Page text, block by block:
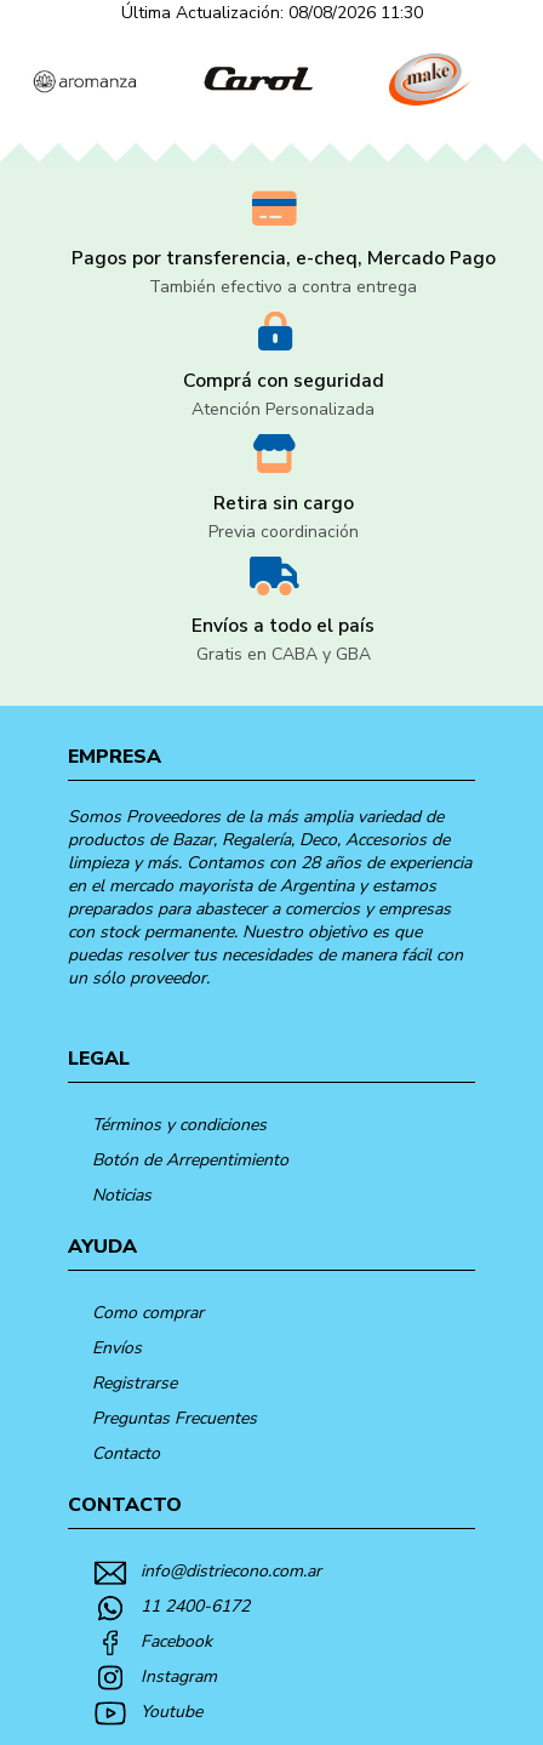
Última Actualización: 08/08/2026 11:30
Pagos por transferencia, e-cheq, Mercado Pago
También efectivo a contra entrega
Comprá con seguridad
Atención Personalizada
Retira sin cargo
Previa coordinación
Envíos a todo el país
Gratis en CABA y GBA
EMPRESA
Somos Proveedores de la más amplia variedad de
productos de Bazar, Regalería, Deco, Accesorios de
limpieza y más. Contamos con 28 años de experiencia
en el mercado mayorista de Argentina y estamos
preparados para abastecer a comercios y empresas
con stock permanente. Nuestro objetivo es que
puedas resolver tus necesidades de manera fácil con
un sólo proveedor.
LEGAL
Términos y condiciones
Botón de Arrepentimiento
Noticias
AYUDA
Como comprar
Envíos
Registrarse
Preguntas Frecuentes
Contacto
CONTACTO
info@distriecono.com.ar
11 2400-6172
Facebook
Instagram
Youtube